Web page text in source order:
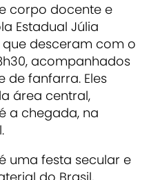
corpo docente e
Estadual Júlia
que desceram com o
acompanhados
de fanfarra. Eles
área central,
a chegada, na
uma festa secular e